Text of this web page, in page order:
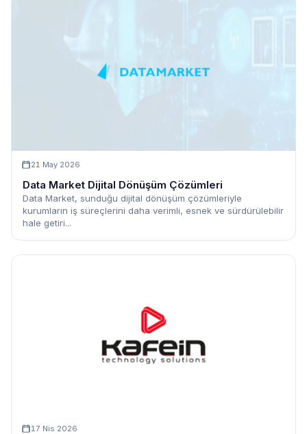
21 May 2026
Data Market Dijital Dönüşüm Çözümleri
Data Market, sunduğu dijital dönüşüm çözümleriyle
kurumların iş süreçlerini daha verimli, esnek ve sürdürülebilir
hale getiri...
17 Nis 2026